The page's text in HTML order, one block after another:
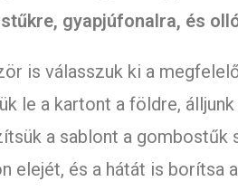
gyapjúfonalra, és
is válasszuk ki a
le a kartont a földre,
a sablont a gombostűk
elejét, és a hátát is borítsa